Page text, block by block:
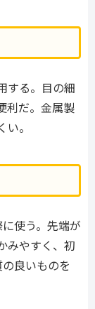
する。目の細
利だ。金属製
。
使う。先端が
みやすく、初
良いものを